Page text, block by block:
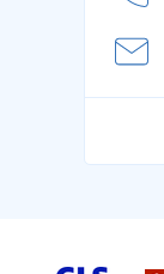
se na
Tipy na